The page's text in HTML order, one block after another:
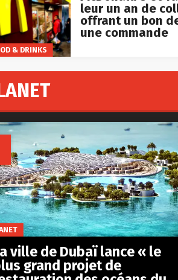
& DRINKS
leur un an de
offrant un bon
une commande
ville de Dubaï lance « le
grand projet de